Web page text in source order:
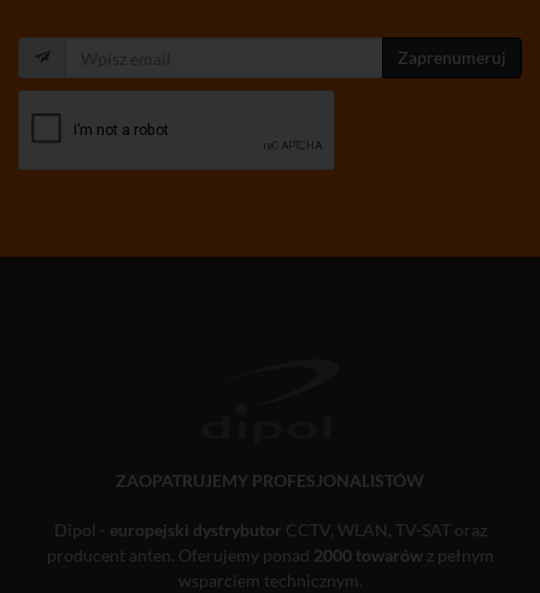
Zaprenumeruj
ZAOPATRUJEMY PROFESJONALISTÓW
Dipol - europejski dystrybutor CCTV, WLAN, TV-SAT oraz
producent anten. Oferujemy ponad 2000 towarówz pełnym
wsparciem technicznym.